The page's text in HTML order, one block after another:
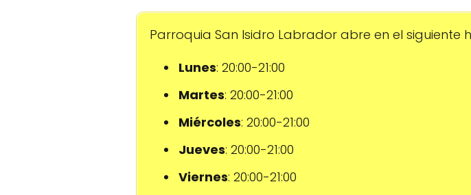
Parroquia San Isidro Labrador abre en el siguiente
Lunes: 20:00-21:00
Martes: 20:00-21:00
Miércoles: 20:00-21:00
Jueves: 20:00-21:00
Viernes: 20:00-21:00